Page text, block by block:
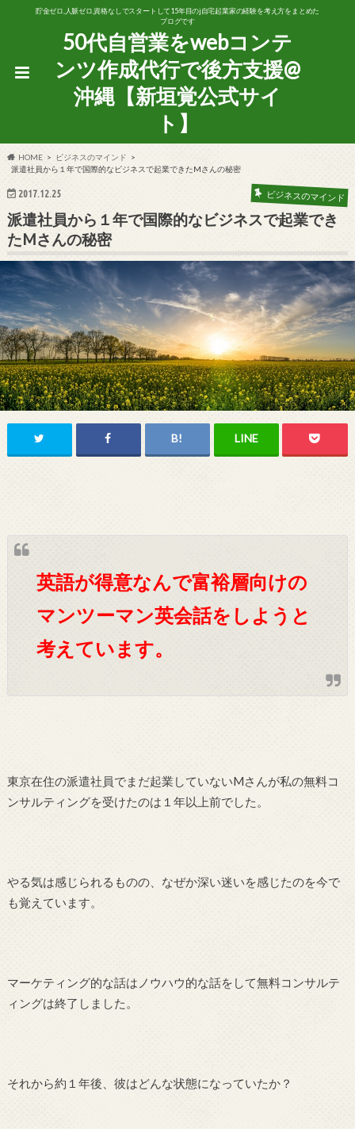
貯金ゼロ,人脈ゼロ,資格なしでスタートして15年目のj自宅起業家の経験を考え方をまとめた
ブログです
50代自営業をwebコンテ
ンツ作成代行で後方支援@
沖縄【新垣覚公式サイ
ト】
HOME
ビジネスのマインド
派遣社員から１年で国際的なビジネスで起業できたMさんの秘密
2017.12.25 ビジネスのマインド
派遣社員から１年で国際的なビジネスで起業でき
たMさんの秘密
英語が得意なんで富裕層向けの
マンツーマン英会話をしようと
考えています。
東京在住の派遣社員でまだ起業していないMさんが私の無料コ
ンサルティングを受けたのは１年以上前でした。
やる気は感じられるものの、なぜか深い迷いを感じたのを今で
も覚えています。
マーケティング的な話はノウハウ的な話をして無料コンサルテ
ィングは終了しました。
それから約１年後、彼はどんな状態になっていたか？